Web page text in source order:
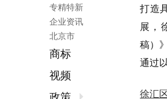
打造
展，
稿）
通过
徐汇
专精特新
企业资讯
北京市
商标
视频